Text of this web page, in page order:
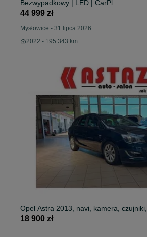
Bezwypadkowy | LED | CarPl
44 999 zł
Mysłowice - 31 lipca 2026
2022 - 195 343 km
Opel Astra 2013, navi, kamera, czujniki,
18 900 zł